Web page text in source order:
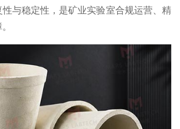
与稳定性，是矿业实验室合规运营、精